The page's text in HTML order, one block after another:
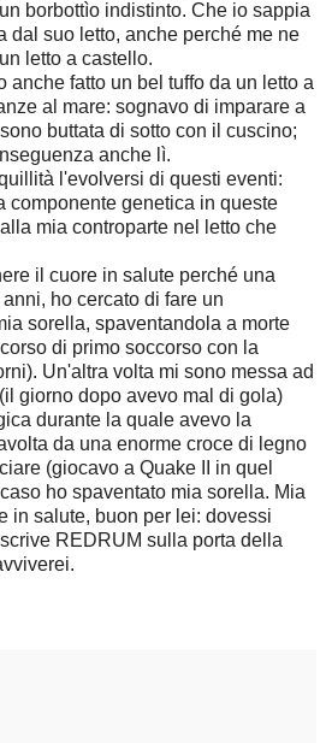
borbottìo indistinto. Che io sappia
dal suo letto, anche perché me ne
letto a castello.
anche fatto un bel tuffo da un letto a
al mare: sognavo di imparare a
buttata di sotto con il cuscino;
anche lì.
l'evolversi di questi eventi:
componente genetica in queste
mia controparte nel letto che
il cuore in salute perché una
ho cercato di fare un
sorella, spaventandola a morte
di primo soccorso con la
Un'altra volta mi sono messa ad
giorno dopo avevo mal di gola)
durante la quale avevo la
da una enorme croce di legno
(giocavo a Quake II in quel
ho spaventato mia sorella. Mia
in salute, buon per lei: dovessi
REDRUM sulla porta della